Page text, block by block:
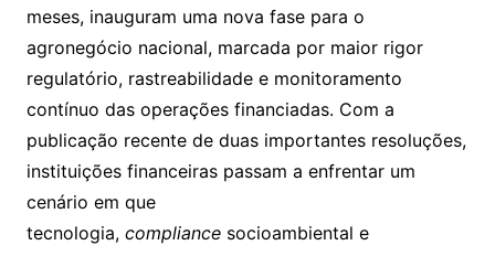
meses, inauguram uma nova fase para o
agronegócio nacional, marcada por maior rigor
regulatório, rastreabilidade e monitoramento
contínuo das operações financiadas. Com a
publicação recente de duas importantes resoluções,
instituições financeiras passam a enfrentar um
cenário em que
tecnologia, compliancesocioambiental e